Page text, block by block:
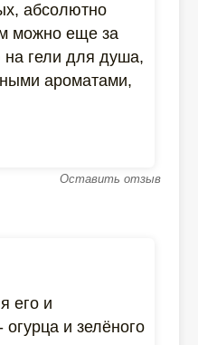
абсолютно
можно еще за
на гели для душа,
ароматами,
Оставить отзыв
его и
и зелёного